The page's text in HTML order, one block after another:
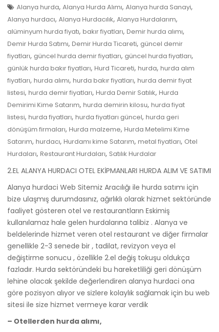
Alanya hurda, Alanya Hurda Alımı, Alanya hurda Sanayi,
Alanya hurdacı, Alanya Hurdacılık, Alanya Hurdalarım,
alüminyum hurda fiyatı, bakır fiyatları, Demir hurda alımı,
Demir Hurda Satımı, Demir Hurda Ticareti, güncel demir
fiyatları, güncel hurda demir fiyatları, güncel hurda fiyatları,
günlük hurda bakır fiyatları, Hurd Ticareti, hurda, hurda alım
fiyatları, hurda alımı, hurda bakır fiyatları, hurda demir fiyat
listesi, hurda demir fiyatları, Hurda Demir Satılık, Hurda
Demirimi Kime Satarım, hurda demirin kilosu, hurda fiyat
listesi, hurda fiyatları, hurda fiyatları güncel, hurda geri
dönüşüm firmaları, Hurda malzeme, Hurda Metelimi Kime
Satarım, hurdacı, Hurdamı kime Satarım, metal fiyatları, Otel
Hurdaları, Restaurant Hurdaları, Satılık Hurdalar
2.EL ALANYA HURDACI OTEL EKİPMANLARI HURDA ALIM VE SATIMI
Alanya hurdaci Web Sitemiz Aracılığı ile hurda satımı için
bize ulaşmış durumdasınız, ağırlıklı olarak hizmet sektöründe
faaliyet gösteren otel ve restaurantların Eskimiş
kullanılamaz hale gelen hurdalarına talibiz . Alanya ve
beldelerinde hizmet veren otel restaurant ve diğer firmalar
genellikle 2-3 senede bir , tadilat, revizyon veya el
değiştirme sonucu , özellikle 2.el değiş tokuşu oldukça
fazladır. Hurda sektöründeki bu hareketliliği geri dönüşüm
lehine olacak şekilde değerlendiren alanya hurdaci ona
göre pozisyon alıyor ve sizlere kolaylık sağlamak için bu web
sitesi ile size hizmet vermeye karar verdik
– Otellerden hurda alımı,